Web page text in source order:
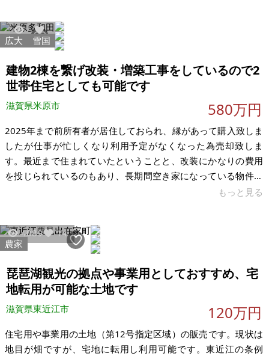
例（都市計画法）で12号区域に該当する。 ・東近江市の12号区
域は、平成28年の市条例（都市計画法）で緩和され、住む前提
であれば、誰でも家が建てられるようになった。（属人要件の
緩和、但し開発許可
2043 10
広大 雪国
建物2棟を繋げ改装・増築工事をしているので2
世帯住宅としても可能です
滋賀県米原市 580万円
2025年まで前所有者が居住しておられ、縁があって購入致しま
したが仕事が忙しくなり利用予定がなくなった為売却致しま
す。最近まで住まれていたということと、改装にかなりの費用
を投じられているのもあり、長期間空き家になっている物件に
比べてきれいです。昭和に建築された建物2棟を改装、増築工事
つ備え付けられております。土地も広々約533㎡（約161坪）あ
り、車も車種によっては3台駐車可能です。（乗用車2台、軽自
動車1台の計3台は可能 大きめの車だと2台は可能） 琵琶湖ま
で車で10分程、J
もっと見る
4089
14
農家
琵琶湖観光の拠点や事業用としておすすめ、宅
地転用が可能な土地です
滋賀県東近江市 120万円
住宅用や事業用の土地（第12号指定区域）の販売です。現状は
地目が畑ですが、宅地に転用し利用可能です。東近江の条例